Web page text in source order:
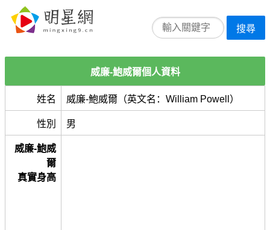
搜尋
威廉-鮑威爾個人資料
姓名 威廉-鮑威爾（英文名：William Powell）
性別 男
威廉-鮑威
爾
真實身高